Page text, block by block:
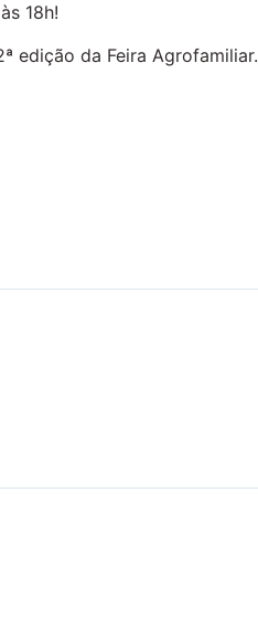
18h!
edição da Feira Agrofamiliar.